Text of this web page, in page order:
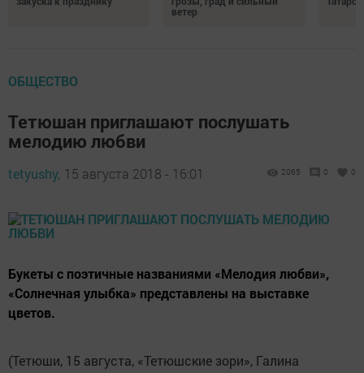
ветер
ОБЩЕСТВО
Тетюшан приглашают послушать
мелодию любви
tetyushy, 15 августа 2018 - 16:01 2065 0 0
Букеты с поэтичные названиями «Мелодия любви»,
«Солнечная улыбка» представлены на выставке
цветов.
(Тетюши, 15 августа, «Тетюшские зори», Галина